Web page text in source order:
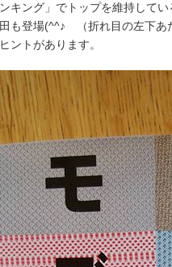
ンキング」でトップを維持して
田も登場(^^♪ （折れ目の左下あ
ヒントがあります。